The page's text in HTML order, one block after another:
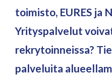
toimisto, EURES ja
Yrityspalvelut
rekrytoinneissa?
palveluita